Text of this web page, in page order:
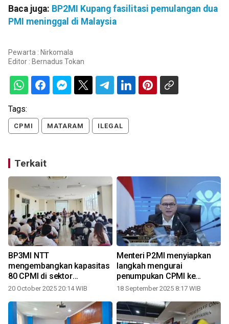
Baca juga: BP2MI Kupang fasilitasi pemulangan dua
PMI meninggal di Malaysia
Pewarta : Nirkomala
Editor : Bernadus Tokan
Tags:
CPMI MATARAM ILEGAL
Terkait
BP3MI NTT
mengembangkan kapasitas
80 CPMI di sektor
"hospitality"
20 October 2025 20:14 WIB
Menteri P2MI menyiapkan
langkah mengurai
penumpukan CPMI ke
Korsel
18 September 2025 8:17 WIB